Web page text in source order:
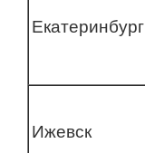
Екатеринбург
Ижевск